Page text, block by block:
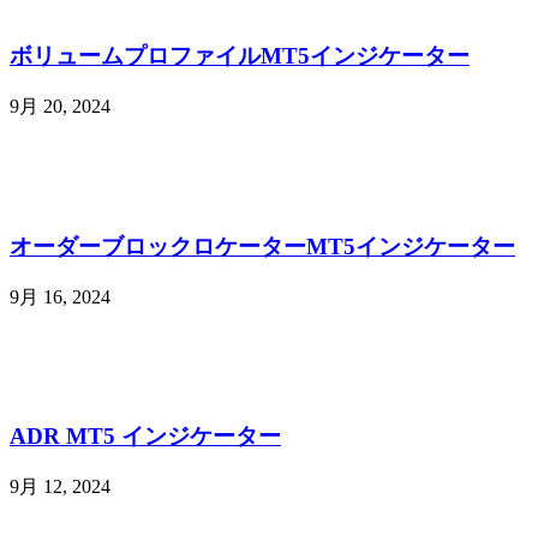
ボリュームプロファイルMT5インジケーター
9月 20, 2024
オーダーブロックロケーターMT5インジケーター
9月 16, 2024
ADR MT5 インジケーター
9月 12, 2024